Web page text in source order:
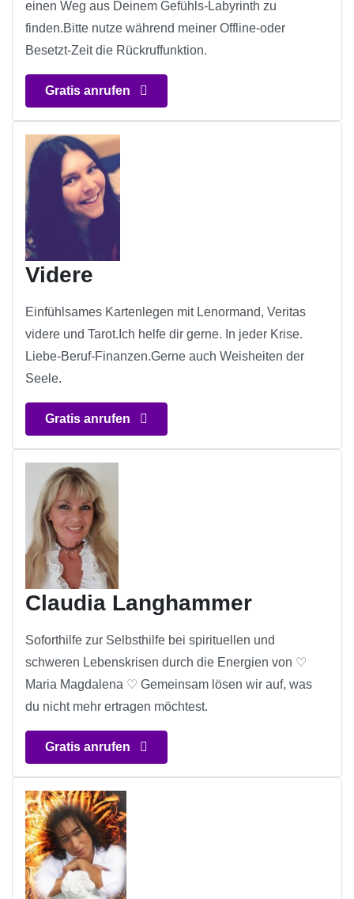
einen Weg aus Deinem Gefühls-Labyrinth zu
finden.Bitte nutze während meiner Offline-oder
Besetzt-Zeit die Rückruffunktion.
Gratis anrufen
Videre
Einfühlsames Kartenlegen mit Lenormand, Veritas
videre und Tarot.Ich helfe dir gerne. In jeder Krise.
Liebe-Beruf-Finanzen.Gerne auch Weisheiten der
Seele.
Gratis anrufen
Claudia Langhammer
Soforthilfe zur Selbsthilfe bei spirituellen und
schweren Lebenskrisen durch die Energien von ♡
Maria Magdalena ♡ Gemeinsam lösen wir auf, was
du nicht mehr ertragen möchtest.
Gratis anrufen